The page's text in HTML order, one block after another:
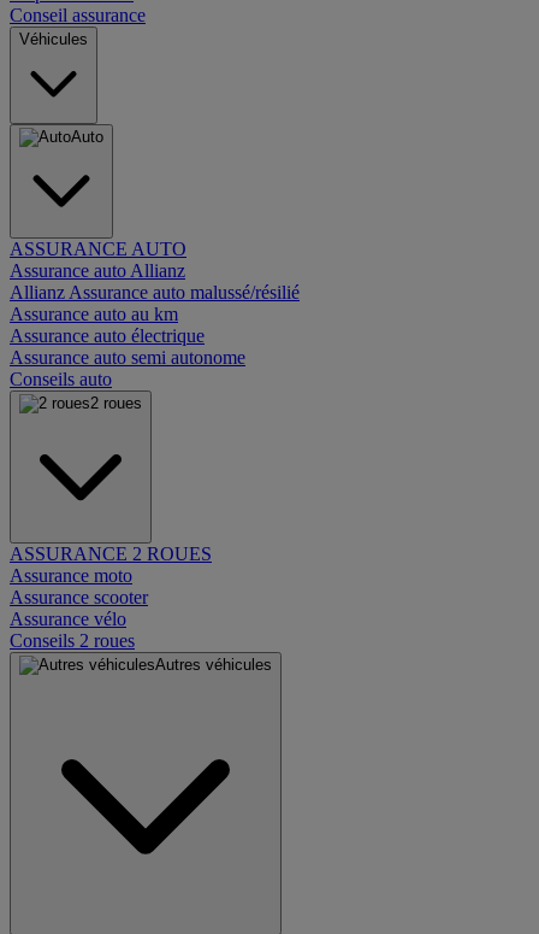
Conseil assurance
Véhicules
Auto
ASSURANCE AUTO
Assurance auto Allianz
Allianz Assurance auto malussé/résilié
Assurance auto au km
Assurance auto électrique
Assurance auto semi autonome
Conseils auto
2 roues
ASSURANCE 2 ROUES
Assurance moto
Assurance scooter
Assurance vélo
Conseils 2 roues
Autres véhicules